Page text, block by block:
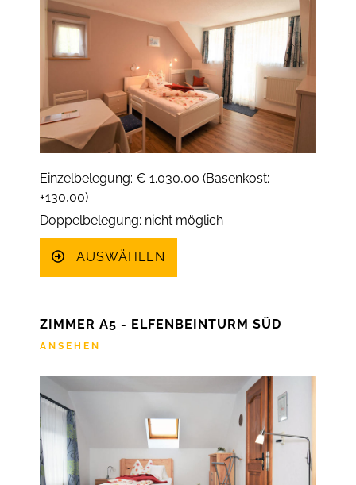
Einzelbelegung: € 1.030,00 (Basenkost:
+130,00)
Doppelbelegung: nicht möglich
AUSWÄHLEN
ZIMMER A5 - ELFENBEINTURM SÜD
ANSEHEN